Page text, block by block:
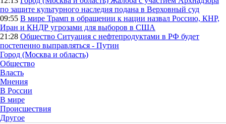
по защите культурного наследия подана в Верховный суд
09:55 В мире Трамп в обращении к нации назвал Россию, КНР,
Иран и КНДР угрозами для выборов в США
21:28 Общество Ситуация с нефтепродуктами в РФ будет
постепенно выправляться - Путин
Город (Москва и область)
Общество
Власть
Мнения
В России
В мире
Происшествия
Другое